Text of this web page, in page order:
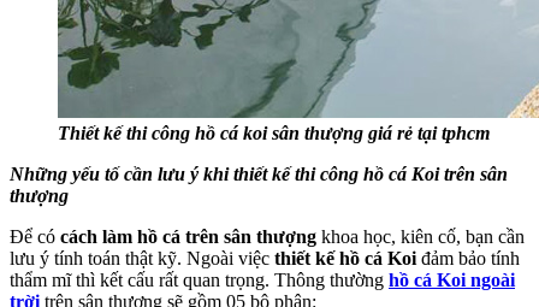
Thiết kế thi công hồ cá koi sân thượng giá rẻ tại tphcm
Những yếu tố cần lưu ý khi thiết kế thi công hồ cá Koi trên sân
thượng
Để có cách làm hồ cá trên sân thượng khoa học, kiên cố, bạn cần
lưu ý tính toán thật kỹ. Ngoài việc thiết kế hồ cá Koi đảm bảo tính
thẩm mĩ thì kết cấu rất quan trọng. Thông thường hồ cá Koi ngoài
trời trên sân thượng sẽ gồm 05 bộ phận: